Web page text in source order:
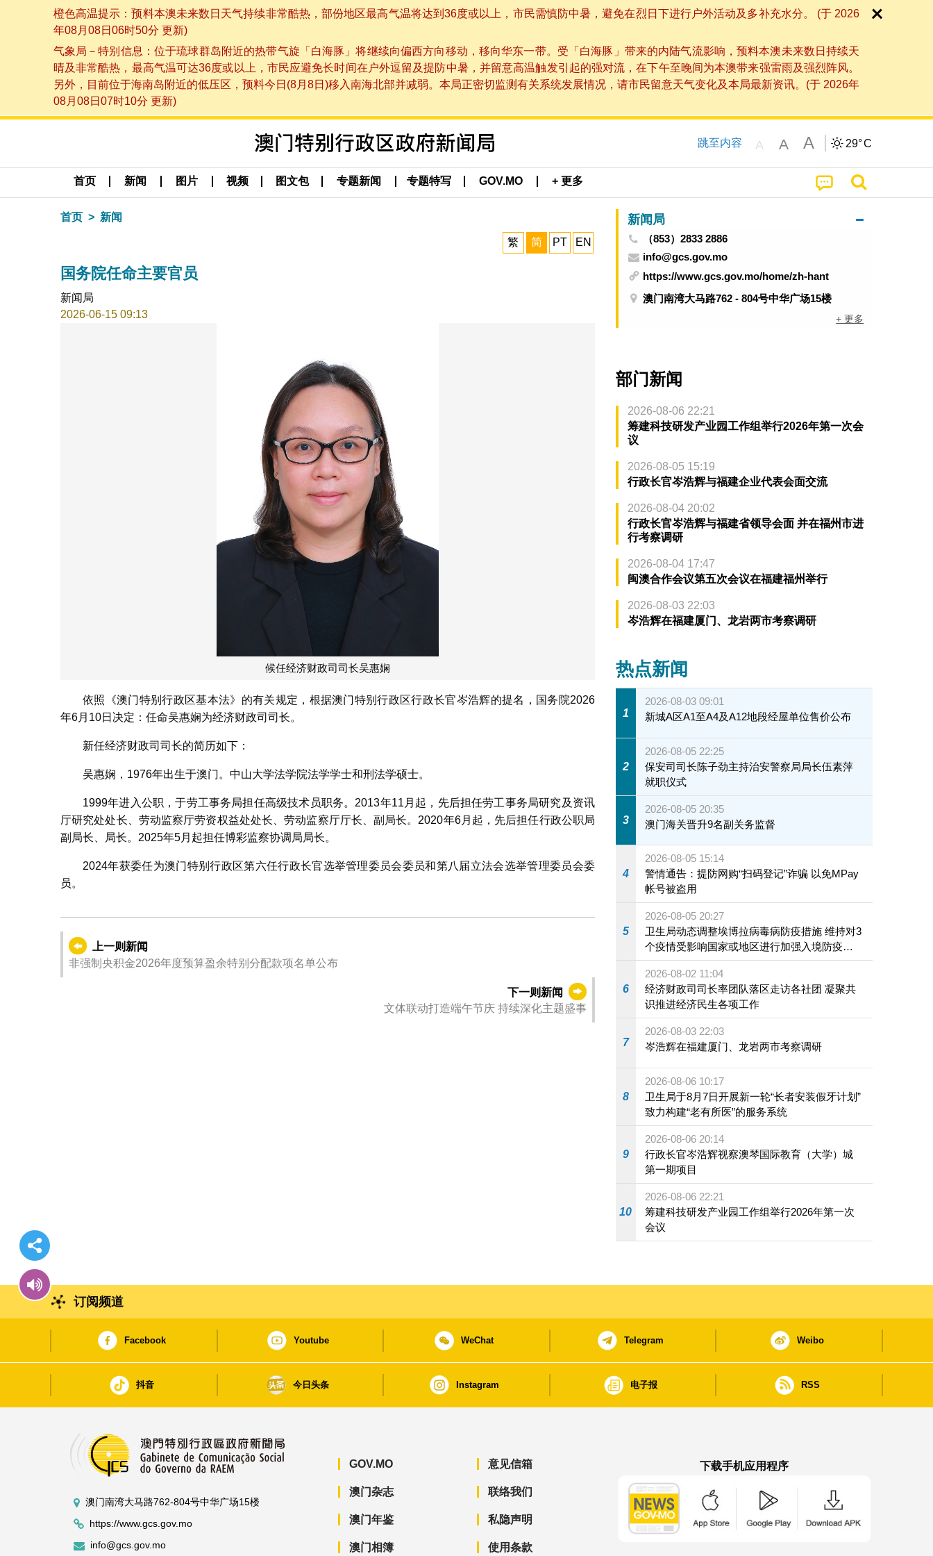
橙色高温提示：预料本澳未来数日天气持续非常酷热，部份地区最高气温将达到36度或以上，市民需慎防中暑，避免在烈日下进行户外活动及多补充水分。 (于 2026
年08月08日06时50分 更新)
气象局－特别信息：位于琉球群岛附近的热带气旋「白海豚」将继续向偏西方向移动，移向华东一带。受「白海豚」带来的内陆气流影响，预料本澳未来数日持续天
晴及非常酷热，最高气温可达36度或以上，市民应避免长时间在户外逗留及提防中暑，并留意高温触发引起的强对流，在下午至晚间为本澳带来强雷雨及强烈阵风。
另外，目前位于海南岛附近的低压区，预料今日(8月8日)移入南海北部并减弱。本局正密切监测有关系统发展情况，请市民留意天气变化及本局最新资讯。(于 2026年
08月08日07时10分 更新)
跳至内容 A A A 29°C
首页 新闻 图片 视频 图文包 专题新闻 专题特写 GOV.MO + 更多
首页 新闻
繁 简 PT EN
国务院任命主要官员
新闻局
2026-06-15 09:13
候任经济财政司司长吴惠娴
依照《澳门特别行政区基本法》的有关规定，根据澳门特别行政区行政长官岑浩辉的提名，国务院2026
年6月10日决定：任命吴惠娴为经济财政司司长。
新任经济财政司司长的简历如下：
吴惠娴，1976年出生于澳门。中山大学法学院法学学士和刑法学硕士。
1999年进入公职，于劳工事务局担任高级技术员职务。2013年11月起，先后担任劳工事务局研究及资讯
厅研究处处长、劳动监察厅劳资权益处处长、劳动监察厅厅长、副局长。2020年6月起，先后担任行政公职局
副局长、局长。2025年5月起担任博彩监察协调局局长。
2024年获委任为澳门特别行政区第六任行政长官选举管理委员会委员和第八届立法会选举管理委员会委
员。
上一则新闻
非强制央积金2026年度预算盈余特别分配款项名单公布
下一则新闻
文体联动打造端午节庆 持续深化主题盛事
新闻局
（853）2833 2886
info@gcs.gov.mo
https://www.gcs.gov.mo/home/zh-hant
澳门南湾大马路762 - 804号中华广场15楼
+ 更多
部门新闻
2026-08-06 22:21
筹建科技研发产业园工作组举行2026年第一次会
议
2026-08-05 15:19
行政长官岑浩辉与福建企业代表会面交流
2026-08-04 20:02
行政长官岑浩辉与福建省领导会面 并在福州市进
行考察调研
2026-08-04 17:47
闽澳合作会议第五次会议在福建福州举行
2026-08-03 22:03
岑浩辉在福建厦门、龙岩两市考察调研
热点新闻
1
2026-08-03 09:01
新城A区A1至A4及A12地段经屋单位售价公布
2
2026-08-05 22:25
保安司司长陈子劲主持治安警察局局长伍素萍
就职仪式
3
2026-08-05 20:35
澳门海关晋升9名副关务监督
4
2026-08-05 15:14
警情通告：提防网购“扫码登记”诈骗 以免MPay
帐号被盗用
5
2026-08-05 20:27
卫生局动态调整埃博拉病毒病防疫措施 维持对3
个疫情受影响国家或地区进行加强入境防疫措
施
6
2026-08-02 11:04
经济财政司司长率团队落区走访各社团 凝聚共
识推进经济民生各项工作
7
2026-08-03 22:03
岑浩辉在福建厦门、龙岩两市考察调研
8
2026-08-06 10:17
卫生局于8月7日开展新一轮“长者安装假牙计划”
致力构建“老有所医”的服务系统
9
2026-08-06 20:14
行政长官岑浩辉视察澳琴国际教育（大学）城
第一期项目
10
2026-08-06 22:21
筹建科技研发产业园工作组举行2026年第一次
会议
订阅频道
Facebook Youtube WeChat Telegram Weibo
抖音 今日头条 Instagram 电子报 RSS
澳门南湾大马路762-804号中华广场15楼
https://www.gcs.gov.mo
info@gcs.gov.mo
GOV.MO
澳门杂志
澳门年鉴
澳门相簿
意见信箱
联络我们
私隐声明
使用条款
下载手机应用程序